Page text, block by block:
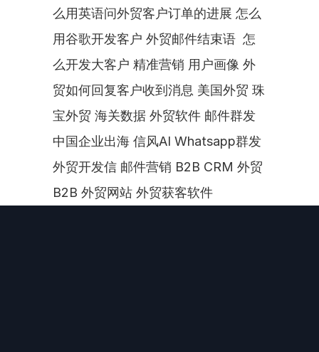
么用英语问外贸客户订单的进展 怎么
用谷歌开发客户 外贸邮件结束语  怎
么开发大客户 精准营销 用户画像 外
贸如何回复客户收到消息 美国外贸 珠
宝外贸 海关数据 外贸软件 邮件群发
中国企业出海 信风AI Whatsapp群发
外贸开发信 邮件营销 B2B CRM 外贸
B2B 外贸网站 外贸获客软件